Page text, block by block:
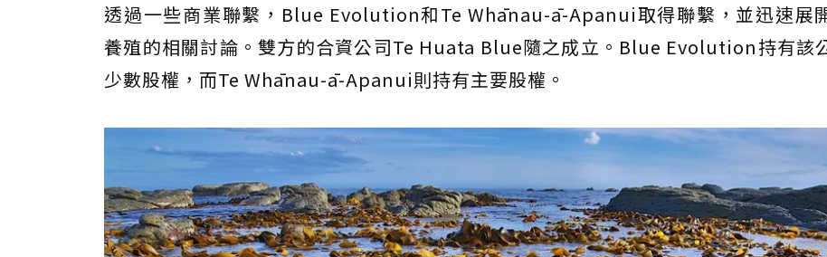
透過一些商業聯繫，Blue Evolution和Te Whānau-ā-Apanui取得聯繫，並迅速展
養殖的相關討論。雙方的合資公司Te Huata Blue隨之成立。Blue Evolution持有該
少數股權，而Te Whānau-ā-Apanui則持有主要股權。